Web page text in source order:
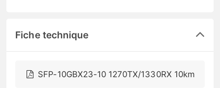
Fiche technique
SFP-10GBX23-10 1270TX/1330RX 10km